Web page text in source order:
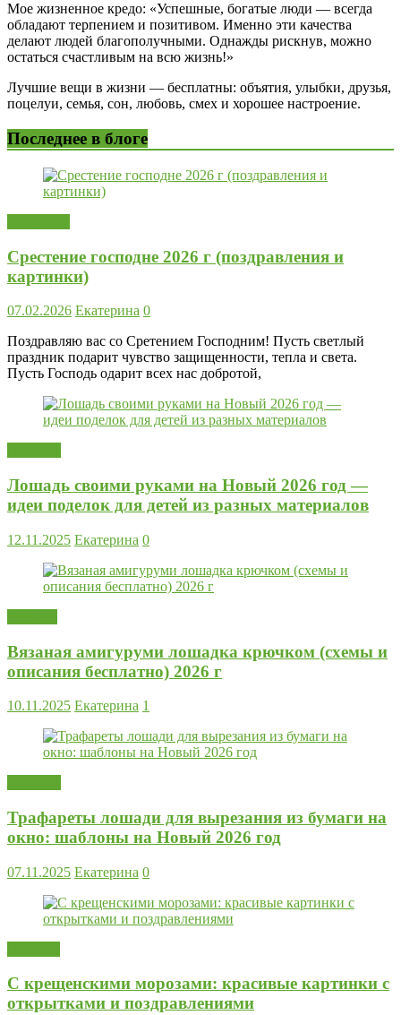
Мое жизненное кредо: «Успешные, богатые люди — всегда
обладают терпением и позитивом. Именно эти качества
делают людей благополучными. Однажды рискнув, можно
остаться счастливым на всю жизнь!»
Лучшие вещи в жизни — бесплатны: объятия, улыбки, друзья,
поцелуи, семья, сон, любовь, смех и хорошее настроение.
Последнее в блоге
Срестение господне 2026 г (поздравления и
картинки)
07.02.2026 Екатерина 0
Поздравляю вас со Сретением Господним! Пусть светлый
праздник подарит чувство защищенности, тепла и света.
Пусть Господь одарит всех нас добротой,
Лошадь своими руками на Новый 2026 год —
идеи поделок для детей из разных материалов
12.11.2025 Екатерина 0
Вязаная амигуруми лошадка крючком (схемы и
описания бесплатно) 2026 г
10.11.2025 Екатерина 1
Трафареты лошади для вырезания из бумаги на
окно: шаблоны на Новый 2026 год
07.11.2025 Екатерина 0
С крещенскими морозами: красивые картинки с
открытками и поздравлениями